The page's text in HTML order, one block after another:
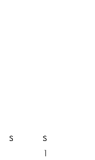
S S
1